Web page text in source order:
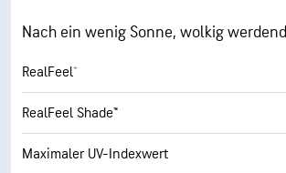
Nach ein wenig Sonne, wolkig werdend
RealFeel®
RealFeel Shade™
Maximaler UV-Indexwert